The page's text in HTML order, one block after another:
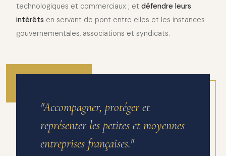
technologiques et commerciaux ; et défendre leurs
intérêts en servant de pont entre elles et les instances
gouvernementales, associations et syndicats.
2010
ANNÉE DE FONDATION
"Accompagner, protéger et
représenter les petites et moyennes
entreprises françaises."